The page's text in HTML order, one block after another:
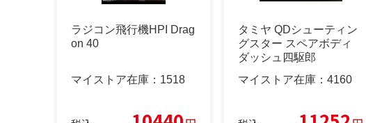
ラジコン飛行機HPI Drag
on 40
マイストア在庫： 1518
タミヤ QDシューティン
グスター スペアボディ
ダッシュ四駆郎
マイストア在庫： 4160